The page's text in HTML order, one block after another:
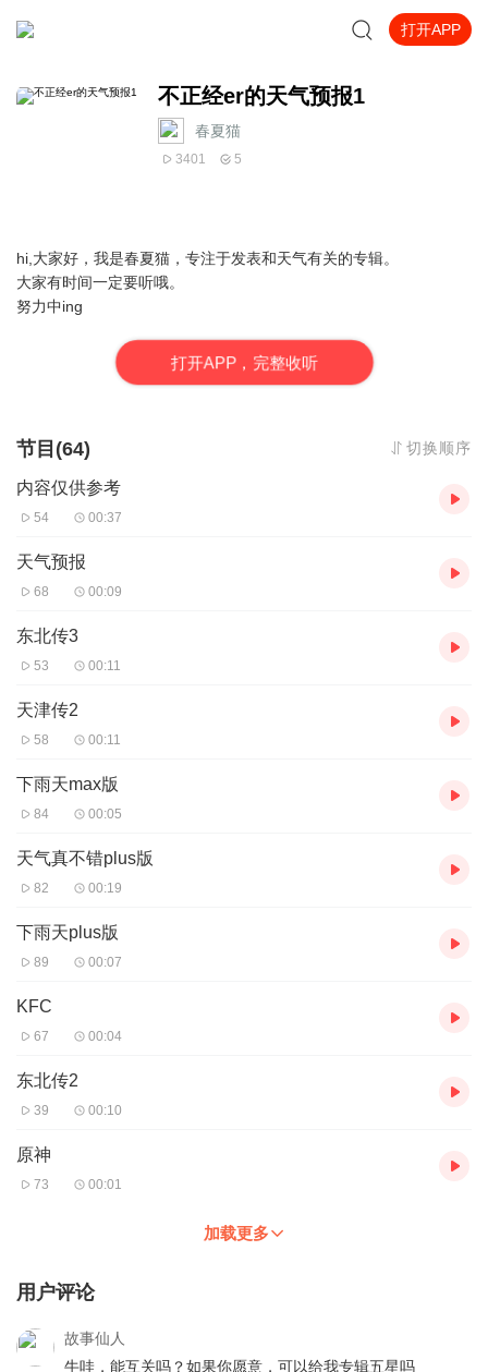
打开APP
不正经er的天气预报1
春夏猫
3401 5
hi,大家好，我是春夏猫，专注于发表和天气有关的专辑。
大家有时间一定要听哦。
努力中ing
打开APP，完整收听
节目(64) 切换顺序
内容仅供参考
54 00:37
天气预报
68 00:09
东北传3
53 00:11
天津传2
58 00:11
下雨天max版
84 00:05
天气真不错plus版
82 00:19
下雨天plus版
89 00:07
KFC
67 00:04
东北传2
39 00:10
原神
73 00:01
加载更多
用户评论
故事仙人
牛哇，能互关吗？如果你愿意，可以给我专辑五星吗